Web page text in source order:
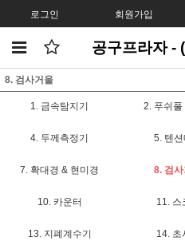
로그인 회원가입
공구프라자 -
8. 검사거울
1. 금속탐지기 2. 푸쉬풀
4. 두께측정기 5. 텐
7. 확대경 & 현미경 8. 검
10. 카운터 11. 스
13. 지폐계수기 14. 초